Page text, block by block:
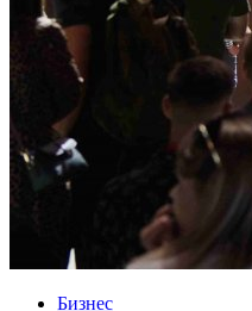
Бизнес